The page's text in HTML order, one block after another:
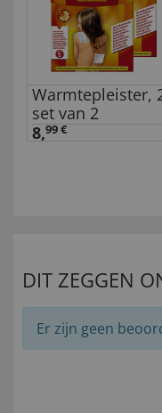
Warmtepleister,
set van 2
8,99 €
DIT ZEGGEN
Er zijn geen